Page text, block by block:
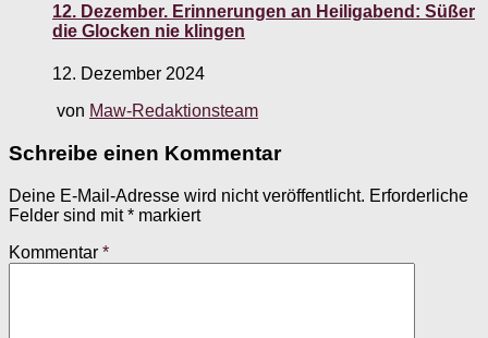
12. Dezember. Erinnerungen an Heiligabend: Süßer
die Glocken nie klingen
12. Dezember 2024
von Maw-Redaktionsteam
Schreibe einen Kommentar
Deine E-Mail-Adresse wird nicht veröffentlicht. Erforderliche
Felder sind mit* markiert
Kommentar *